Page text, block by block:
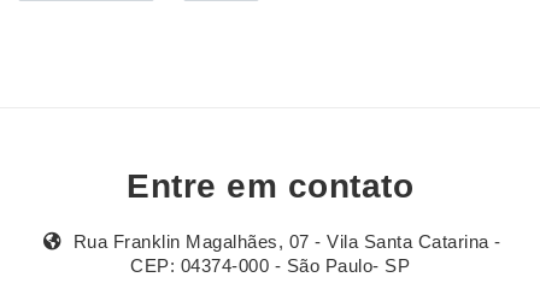
Entre em contato
Rua Franklin Magalhães, 07 - Vila Santa Catarina -
CEP: 04374-000 - São Paulo- SP